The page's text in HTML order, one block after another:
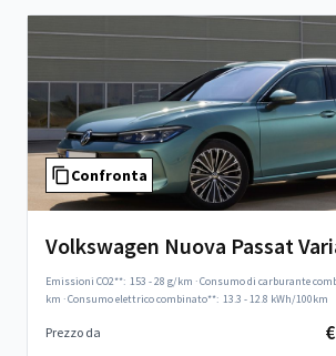
Confronta
Volkswagen Nuova Passat
Emissioni CO2**: 153 - 28 g/km ·Consumo di carburante
km ·Consumo elettrico combinato**: 13.3 - 12.8 kWh/100km
Prezzo da